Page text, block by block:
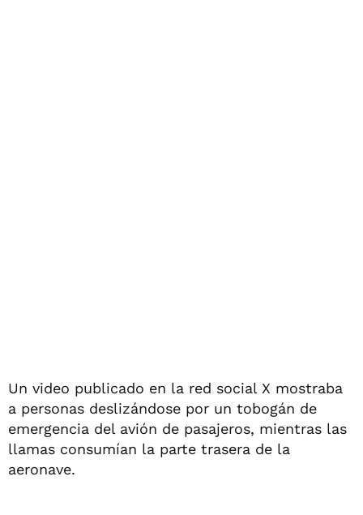
Un video publicado en la red social X mostraba
a personas deslizándose por un tobogán de
emergencia del avión de pasajeros, mientras las
llamas consumían la parte trasera de la
aeronave.